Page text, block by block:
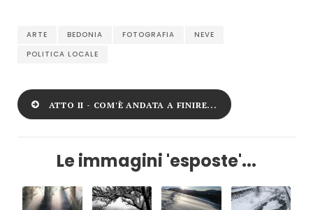
ARTE BEDONIA FOTOGRAFIA
NEVE
POLITICA LOCALE
ATTO II - COM'È ANDATA A FINIRE...
Le immagini 'esposte'...